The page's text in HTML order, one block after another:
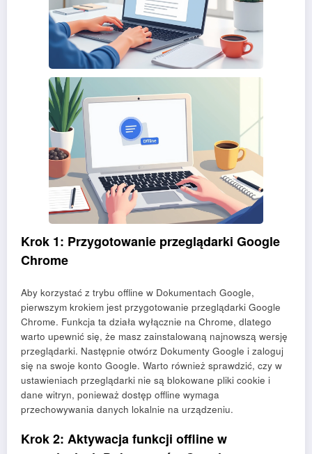
Krok 1: Przygotowanie przeglądarki Google
Chrome
Aby korzystać z trybu offline w Dokumentach Google,
pierwszym krokiem jest przygotowanie przeglądarki Google
Chrome. Funkcja ta działa wyłącznie na Chrome, dlatego
warto upewnić się, że masz zainstalowaną najnowszą wersję
przeglądarki. Następnie otwórz Dokumenty Google i zaloguj
się na swoje konto Google. Warto również sprawdzić, czy w
ustawieniach przeglądarki nie są blokowane pliki cookie i
dane witryn, ponieważ dostęp offline wymaga
przechowywania danych lokalnie na urządzeniu.
Krok 2: Aktywacja funkcji offline w